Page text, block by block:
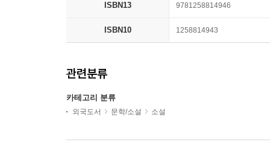
ISBN13 9781258814946
ISBN10 1258814943
관련분류
카테고리 분류
외국도서 문학/소설 소설